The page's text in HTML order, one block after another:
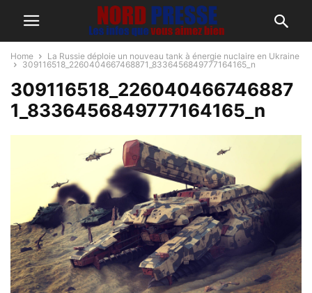
Home
La Russie déploie un nouveau tank à énergie nuclaire en Ukraine
309116518_2260404667468871_8336456849777164165_n
309116518_226040466746887
1_8336456849777164165_n